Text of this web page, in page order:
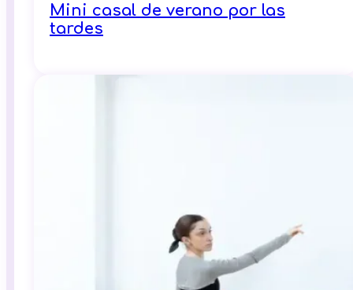
Mini casal de verano por las
tardes